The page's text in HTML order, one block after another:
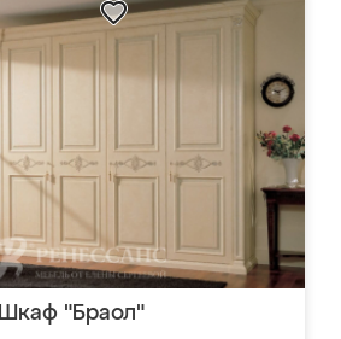
Шкаф "Браол"